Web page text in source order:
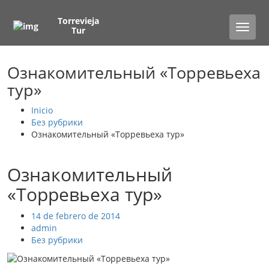
Toggle
Torrevieja
Tur
Ознакомительный «Торревьеха
тур»
Inicio
Без рубрики
Ознакомительный «Торревьеха тур»
Ознакомительный
«Торревьеха тур»
14 de febrero de 2014
admin
Без рубрики